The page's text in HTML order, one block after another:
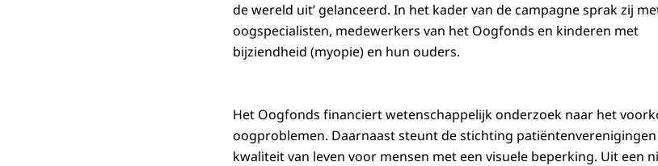
de wereld uit’ gelanceerd. In het kader van de campagne sprak zij
oogspecialisten, medewerkers van het Oogfonds en kinderen met
bijziendheid (myopie) en hun ouders.
Het Oogfonds financiert wetenschappelijk onderzoek naar het
oogproblemen. Daarnaast steunt de stichting
kwaliteit van leven voor mensen met een visuele beperking. Uit een